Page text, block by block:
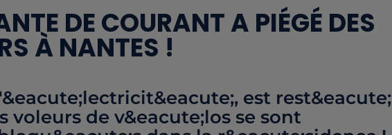
DE COURANT A PIÉGÉ DES
À NANTES !
est rest&eacute;
voleurs de v&eacute;los se sont